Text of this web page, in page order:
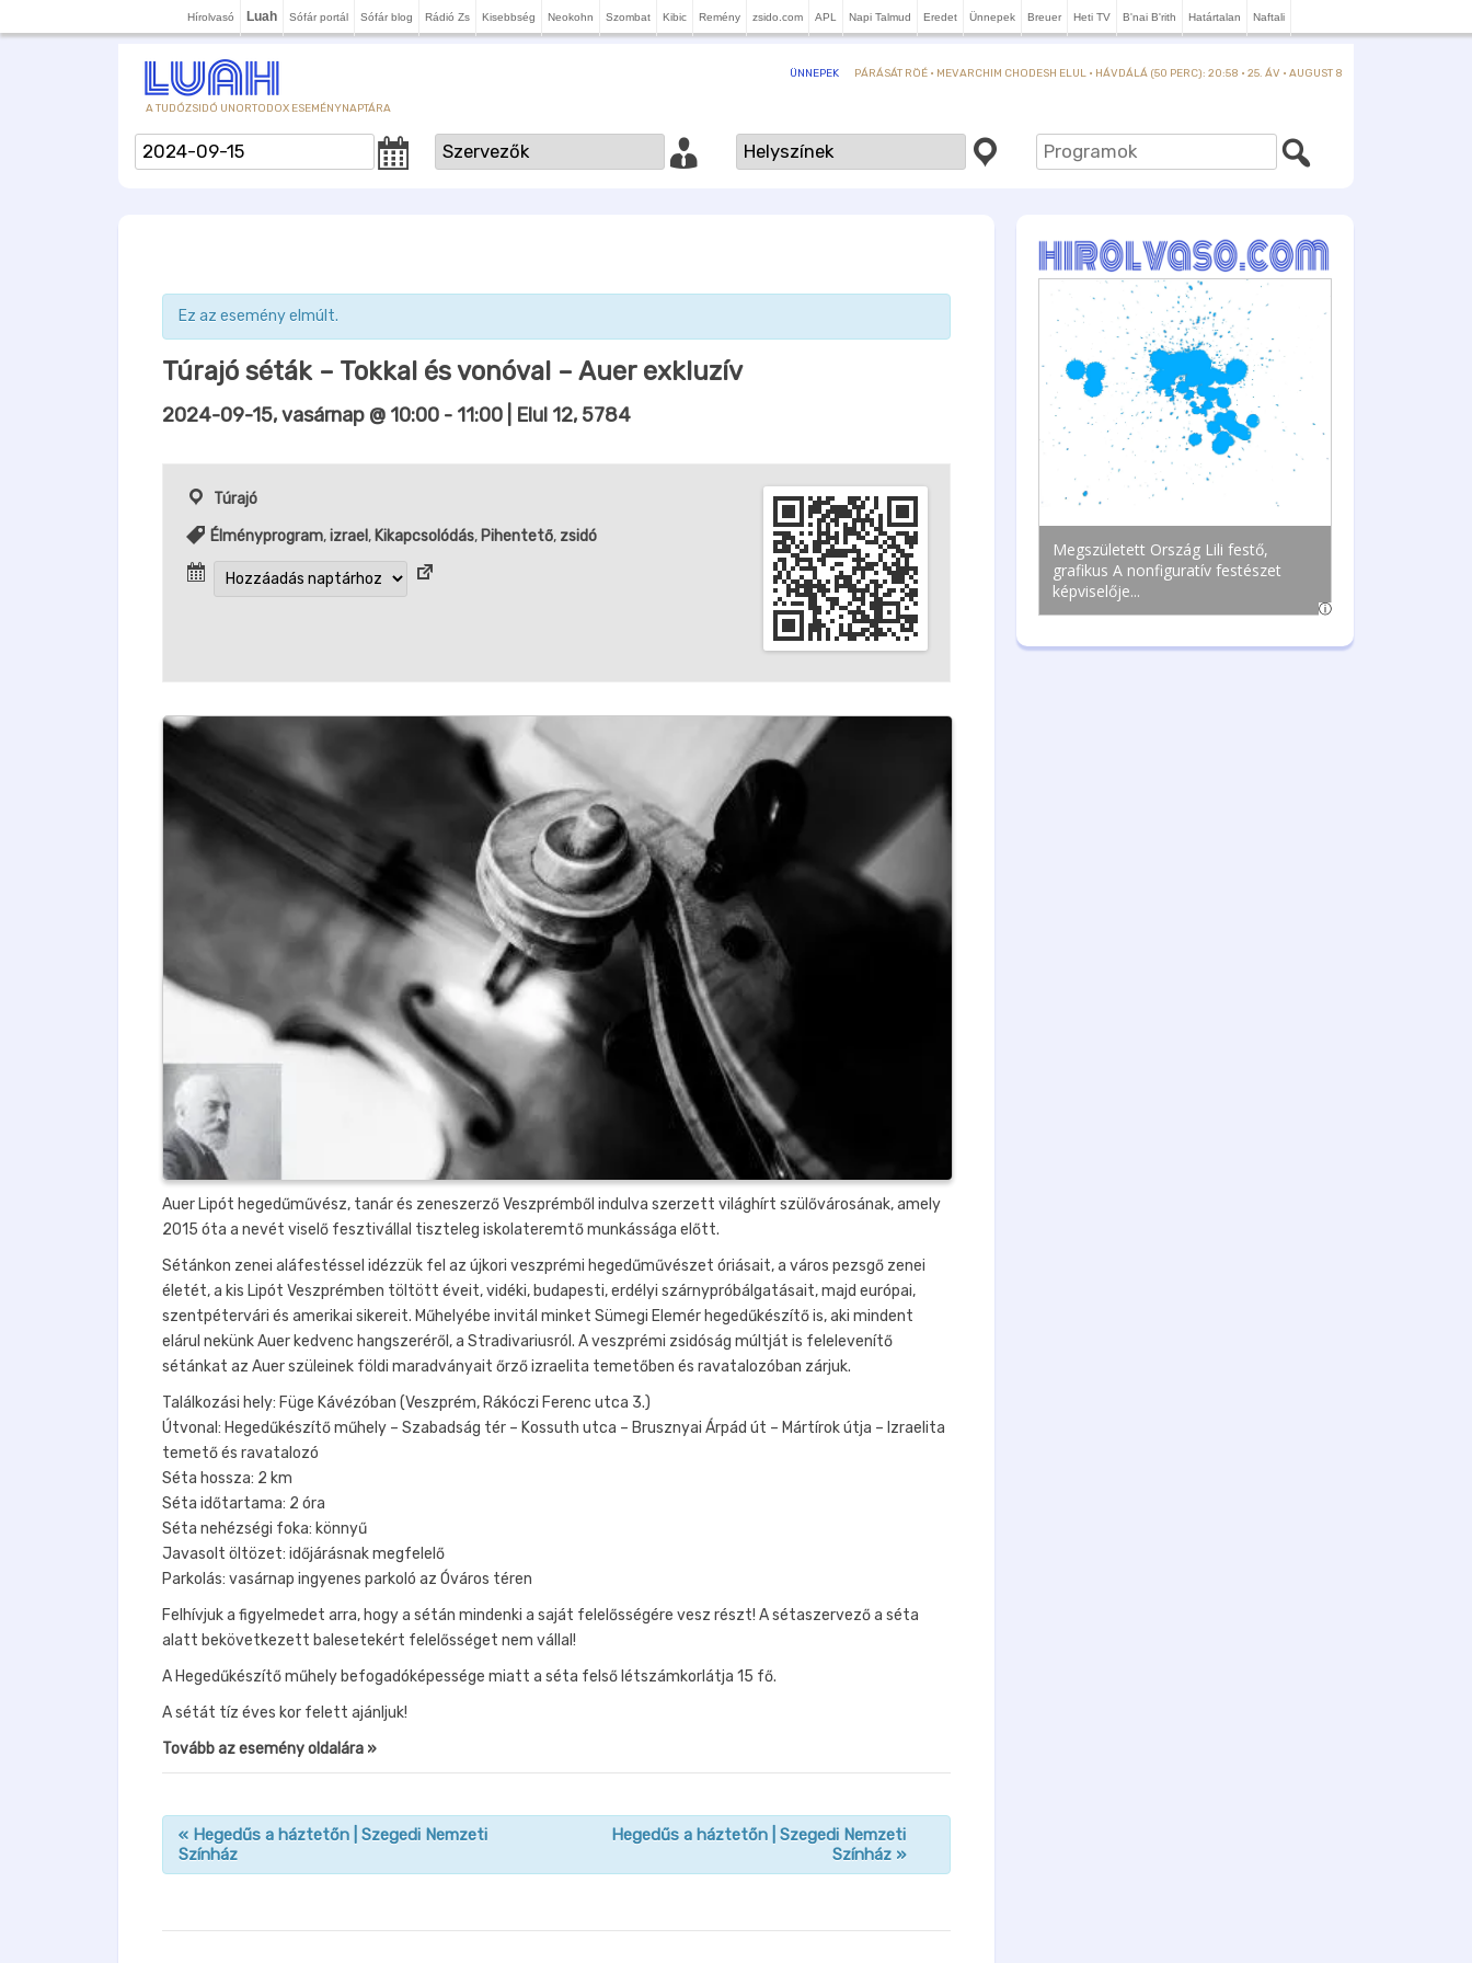
Hírolvasó Luah Sófár portál Sófár blog Rádió Zs Kisebbség Neokohn Szombat Kibic Remény zsido.com APL Napi Talmud Eredet Ünnepek Breuer Heti TV B'nai B'rith Határtalan Naftali
A TUDÓZSIDÓ UNORTODOX ESEMÉNYNAPTÁRA
ÜNNEPEK PÁRÁSÁT RÖÉ · MEVARCHIM CHODESH ELUL · HÁVDÁLÁ (50 PERC): 20:58 · 25. ÁV · AUGUST 8
Ez az esemény elmúlt.
Túrajó séták – Tokkal és vonóval – Auer exkluzív
2024-09-15, vasárnap @ 10:00 - 11:00 | Elul 12, 5784
Túrajó
Élményprogram,izrael , Kikapcsolódás, Pihentető, zsidó
Auer Lipót hegedűművész, tanár és zeneszerző Veszprémből indulva szerzett világhírt szülővárosának, amely
2015 óta a nevét viselő fesztivállal tiszteleg iskolateremtő munkássága előtt.
Sétánkon zenei aláfestéssel idézzük fel az újkori veszprémi hegedűművészet óriásait, a város pezsgő zenei
életét, a kis Lipót Veszprémben töltött éveit, vidéki, budapesti, erdélyi szárnypróbálgatásait, majd európai,
szentpétervári és amerikai sikereit. Műhelyébe invitál minket Sümegi Elemér hegedűkészítő is, aki mindent
elárul nekünk Auer kedvenc hangszeréről, a Stradivariusról. A veszprémi zsidóság múltját is felelevenítő
sétánkat az Auer szüleinek földi maradványait őrző izraelita temetőben és ravatalozóban zárjuk.
Találkozási hely: Füge Kávézóban (Veszprém, Rákóczi Ferenc utca 3.)
Útvonal: Hegedűkészítő műhely – Szabadság tér – Kossuth utca – Brusznyai Árpád út – Mártírok útja – Izraelita
temető és ravatalozó
Séta hossza: 2 km
Séta időtartama: 2 óra
Séta nehézségi foka: könnyű
Javasolt öltözet: időjárásnak megfelelő
Parkolás: vasárnap ingyenes parkoló az Óváros téren
Felhívjuk a figyelmedet arra, hogy a sétán mindenki a saját felelősségére vesz részt! A sétaszervező a séta
alatt bekövetkezett balesetekért felelősséget nem vállal!
A Hegedűkészítő műhely befogadóképessége miatt a séta felső létszámkorlátja 15 fő.
A sétát tíz éves kor felett ajánljuk!
Tovább az esemény oldalára »
« Hegedűs a háztetőn | Szegedi Nemzeti
Színház
Hegedűs a háztetőn | Szegedi Nemzeti
Színház »